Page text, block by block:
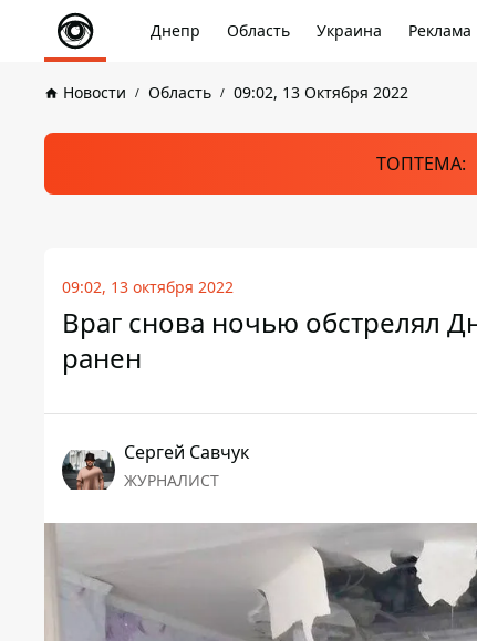
Днепр Область Украина Реклама
Новости Область 09:02, 13 Октября 2022
ТОПТЕМА:
09:02, 13 октября 2022
Враг снова ночью обстрелял
ранен
Сергей Савчук
ЖУРНАЛИСТ